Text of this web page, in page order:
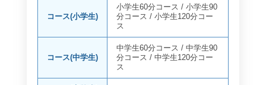
コース(小学生)
小学生60分コース /小学生90
分コース /小学生120分コー
ス
コース(中学生)
中学生60分コース /中学生90
分コース /中学生120分コー
ス